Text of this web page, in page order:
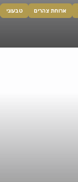
ארוחת צהרים טבעוני